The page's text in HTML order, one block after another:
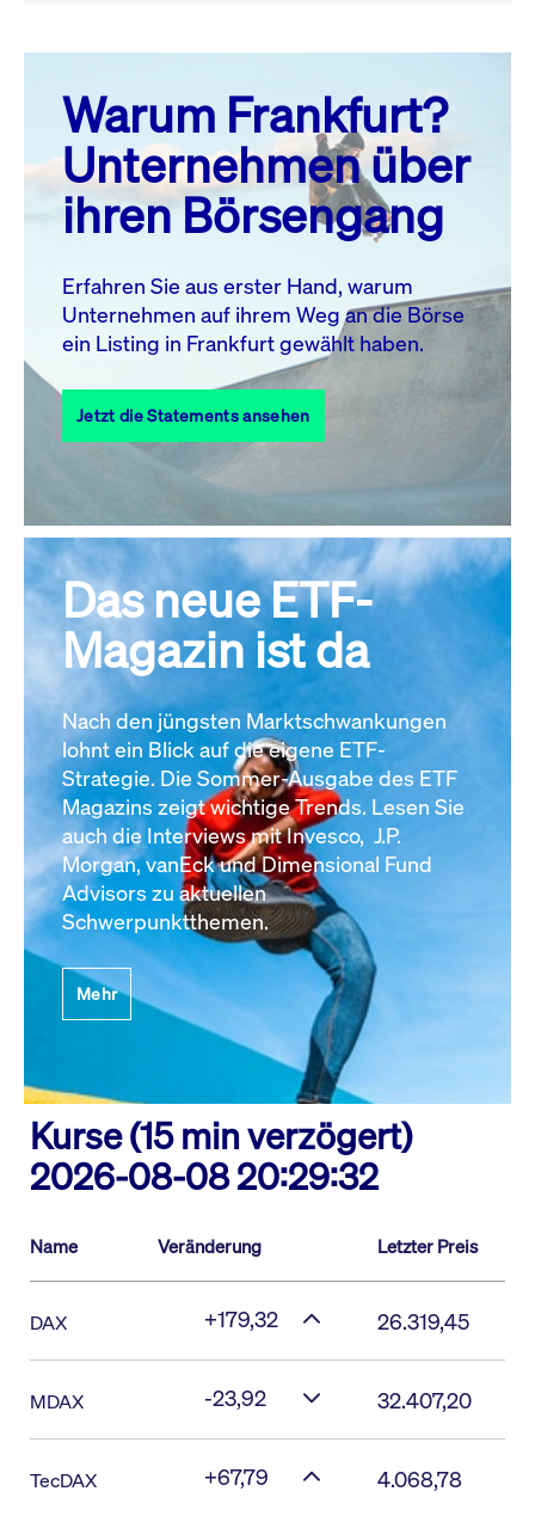
August 26
MO. DI. MI. DO. FR. SA. SO.
1
2
3
4 5 6 7 8
10 11 13 14
17
18 19 20 21 22
23
27 28
31
Alle Events
Warum Frankfurt?
Unternehmen über
ihren Börsengang
Erfahren Sie aus erster Hand, warum
Unternehmen auf ihrem Weg an die Börse
ein Listing in Frankfurt gewählt haben.
Jetzt die Statements ansehen
Das neue ETF-
Magazin ist da
Nach den jüngsten Marktschwankungen
lohnt ein Blick auf die eigene ETF-
Strategie. Die Sommer-Ausgabe des ETF
Magazins zeigt wichtige Trends. Lesen Sie
auch die Interviews mit Invesco, J.P.
Morgan, vanEck und Dimensional Fund
Advisors zu aktuellen
Schwerpunktthemen.
Mehr
Kurse (15 min verzögert)
2026-08-08 20:29:32
Name Veränderung Letzter Preis
DAX +179,32 26.319,45
MDAX -23,92 32.407,20
TecDAX +67,79 4.068,78